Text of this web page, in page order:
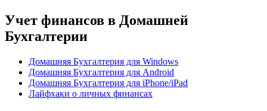
Учет финансов в Домашней
Бухгалтерии
Домашняя Бухгалтерия для Windows
Домашняя Бухгалтерия для Android
Домашняя Бухгалтерия для iPhone/iPad
Лайфхаки о личных финансах